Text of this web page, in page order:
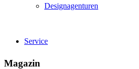
Designagenturen
Service
Magazin